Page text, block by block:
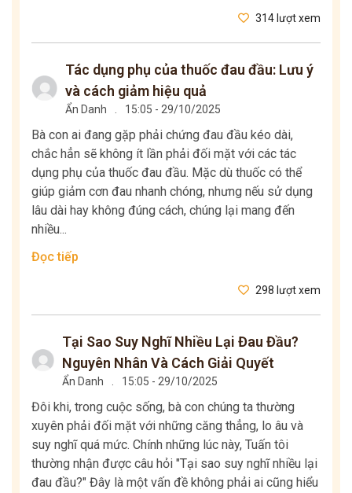
314 lượt xem
Tác dụng phụ của thuốc đau đầu: Lưu ý
và cách giảm hiệu quả
Ẩn Danh 15:05 - 29/10/2025
Bà con ai đang gặp phải chứng đau đầu kéo dài,
chắc hẳn sẽ không ít lần phải đối mặt với các tác
dụng phụ của thuốc đau đầu. Mặc dù thuốc có thể
giúp giảm cơn đau nhanh chóng, nhưng nếu sử dụng
lâu dài hay không đúng cách, chúng lại mang đến
nhiều...
Đọc tiếp
298 lượt xem
Tại Sao Suy Nghĩ Nhiều Lại Đau Đầu?
Nguyên Nhân Và Cách Giải Quyết
Ẩn Danh 15:05 - 29/10/2025
Đôi khi, trong cuộc sống, bà con chúng ta thường
xuyên phải đối mặt với những căng thẳng, lo âu và
suy nghĩ quá mức. Chính những lúc này, Tuấn tôi
thường nhận được câu hỏi "Tại sao suy nghĩ nhiều lại
đau đầu?" Đây là một vấn đề không phải ai cũng hiểu